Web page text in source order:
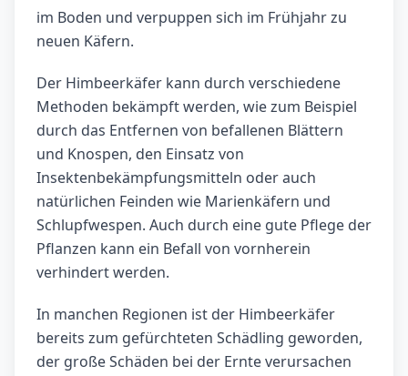
im Boden und verpuppen sich im Frühjahr zu
neuen Käfern.
Der Himbeerkäfer kann durch verschiedene
Methoden bekämpft werden, wie zum Beispiel
durch das Entfernen von befallenen Blättern
und Knospen, den Einsatz von
Insektenbekämpfungsmitteln oder auch
natürlichen Feinden wie Marienkäfern und
Schlupfwespen. Auch durch eine gute Pflege der
Pflanzen kann ein Befall von vornherein
verhindert werden.
In manchen Regionen ist der Himbeerkäfer
bereits zum gefürchteten Schädling geworden,
der große Schäden bei der Ernte verursachen